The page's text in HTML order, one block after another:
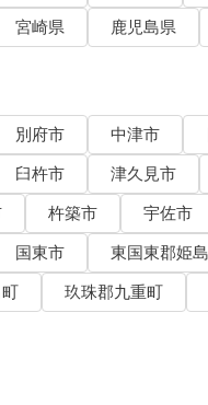
宮崎県 鹿児島県
別府市 中津市
臼杵市 津久見市
杵築市 宇佐市
国東市
東国東郡姫
玖珠郡九重町